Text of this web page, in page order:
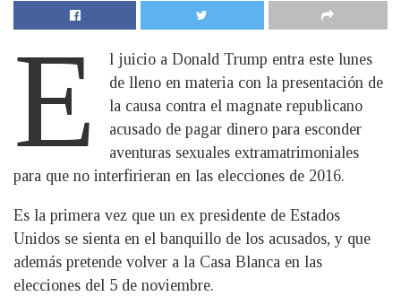
E
l juicio a Donald Trump entra este lunes
de lleno en materia con la presentación de
la causa contra el magnate republicano
acusado de pagar dinero para esconder
aventuras sexuales extramatrimoniales
para que no interfirieran en las elecciones de 2016.
Es la primera vez que un ex presidente de Estados
Unidos se sienta en el banquillo de los acusados, y que
además pretende volver a la Casa Blanca en las
elecciones del 5 de noviembre.